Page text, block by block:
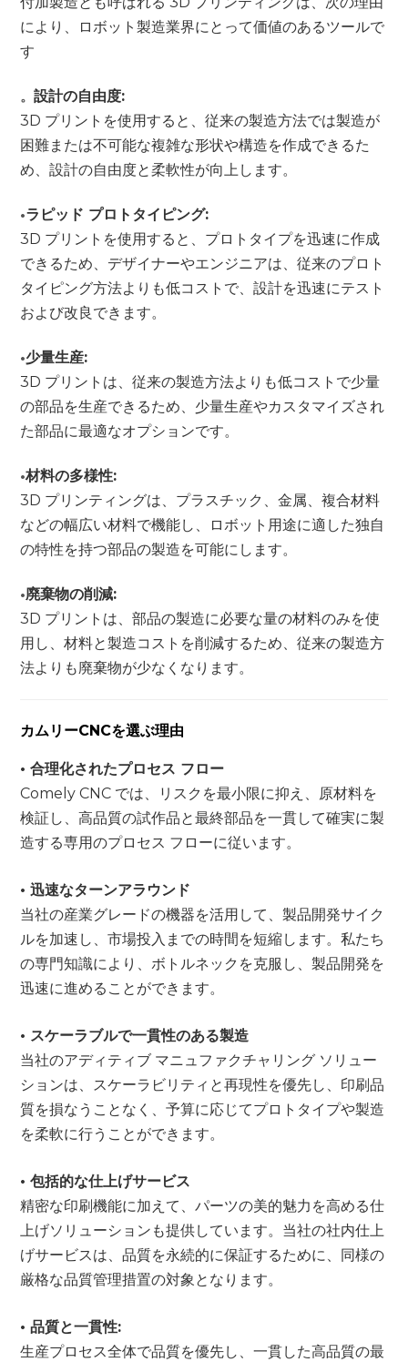
により、ロボット製造業界にとって価値のあるツールで
す
。設計の自由度:
3D プリントを使用すると、従来の製造方法では製造が
困難または不可能な複雑な形状や構造を作成できるた
め、設計の自由度と柔軟性が向上します。
•ラピッド プロトタイピング:
3D プリントを使用すると、プロトタイプを迅速に作成
できるため、デザイナーやエンジニアは、従来のプロト
タイピング方法よりも低コストで、設計を迅速にテスト
および改良できます。
•少量生産:
3D プリントは、従来の製造方法よりも低コストで少量
の部品を生産できるため、少量生産やカスタマイズされ
た部品に最適なオプションです。
•材料の多様性:
3D プリンティングは、プラスチック、金属、複合材料
などの幅広い材料で機能し、ロボット用途に適した独自
の特性を持つ部品の製造を可能にします。
•廃棄物の削減:
3D プリントは、部品の製造に必要な量の材料のみを使
用し、材料と製造コストを削減するため、従来の製造方
法よりも廃棄物が少なくなります。
カムリーCNCを選ぶ理由
• 合理化されたプロセス フロー
Comely CNC では、リスクを最小限に抑え、原材料を
検証し、高品質の試作品と最終部品を一貫して確実に製
造する専用のプロセス フローに従います。
• 迅速なターンアラウンド
当社の産業グレードの機器を活用して、製品開発サイク
ルを加速し、市場投入までの時間を短縮します。私たち
の専門知識により、ボトルネックを克服し、製品開発を
迅速に進めることができます。
• スケーラブルで一貫性のある製造
当社のアディティブ マニュファクチャリング ソリュー
ションは、スケーラビリティと再現性を優先し、印刷品
質を損なうことなく、予算に応じてプロトタイプや製造
を柔軟に行うことができます。
• 包括的な仕上げサービス
精密な印刷機能に加えて、パーツの美的魅力を高める仕
上げソリューションも提供しています。当社の社内仕上
げサービスは、品質を永続的に保証するために、同様の
厳格な品質管理措置の対象となります。
• 品質と一貫性:
生産プロセス全体で品質を優先し、一貫した高品質の最